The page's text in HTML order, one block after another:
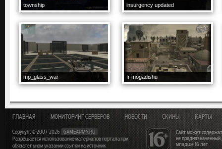
township insurgency updated
mp_glass_war fr mogadishu
Сайт может
не
младше 16 лет
ГЛАВНАЯ МОНИТОРИНГ СЕРВЕРОВ НОВОСТИ СКИНЫ КАРТЫ
Copyright © 2007-2026
GAMEARMY.RU
Разрешается использование материалов портала при
обязательном указании ссылки на источник